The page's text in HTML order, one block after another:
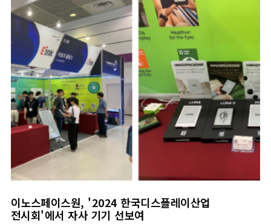
이노스페이스원, '2024 한국디스플레이산업
전시회'에서 자사 기기 선보여